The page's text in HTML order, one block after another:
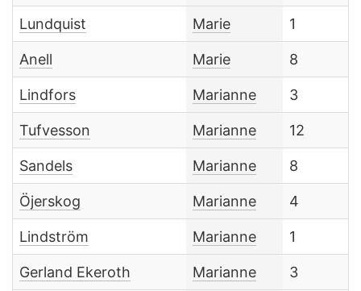
Lundquist Marie 1
Anell Marie 8
Lindfors Marianne 3
Tufvesson Marianne 12
Sandels Marianne 8
Öjerskog Marianne 4
Lindström Marianne 1
Gerland Ekeroth Marianne 3